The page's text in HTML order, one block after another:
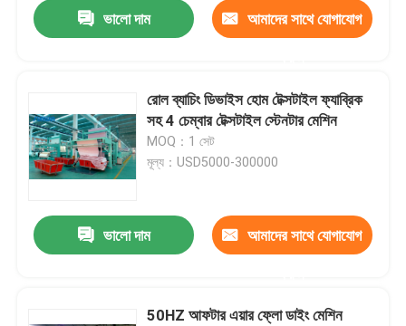
ভালো দাম আমাদের সাথে যোগাযোগ
রোল ব্যাচিং ডিভাইস হোম টেক্সটাইল ফ্যাব্রিক
সহ 4 চেম্বার টেক্সটাইল স্টেনটার মেশিন
MOQ：1 সেট
মূল্য：USD5000-300000
ভালো দাম আমাদের সাথে যোগাযোগ
50HZ আফটার এয়ার ফ্লো ডাইং মেশিন